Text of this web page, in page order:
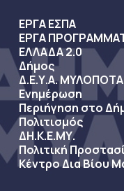
ΕΡΓΑ ΕΣΠΑ
ΕΡΓΑ
ΕΛΛΑΔΑ 2.0
Δήμος
Δ.Ε.Υ.Α.
Ενημέρωση
Περιήγηση στο
Πολιτισμός
ΔΗ.Κ.Ε.ΜΥ.
Πολιτική
Κέντρο Δια Βίου